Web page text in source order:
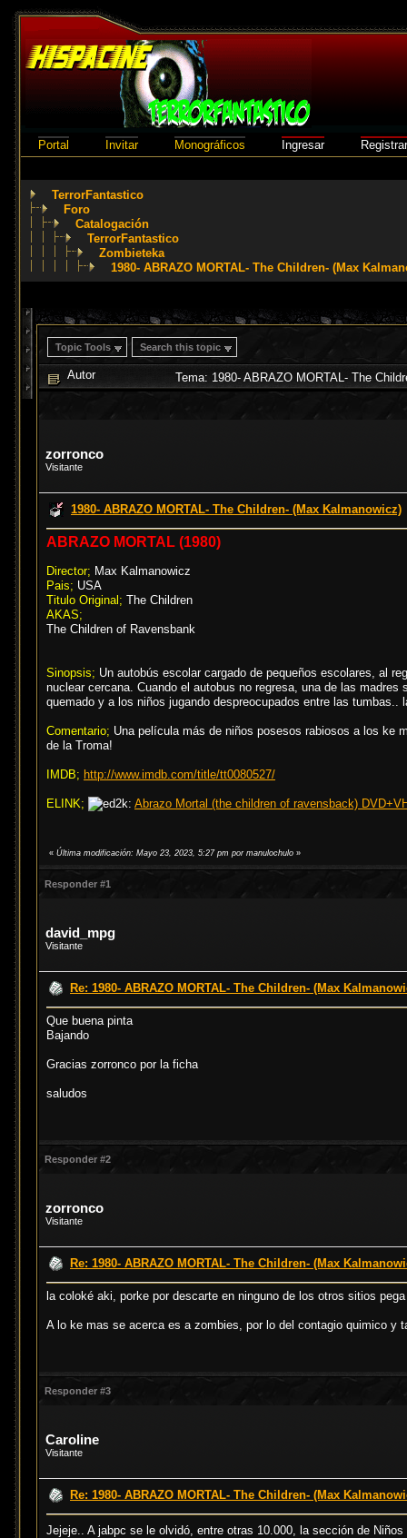
Portal Invitar Monográficos Ingresar
TerrorFantastico
Foro
Catalogación
TerrorFantastico
Zombieteka
1980- ABRAZO MORTAL- The Children- (Max
Topic Tools Search this topic
Autor Tema: 1980- ABRAZO MORTAL- The
zorronco
Visitante
1980- ABRAZO MORTAL- The Children- (Max Kalmanowicz)
ABRAZO MORTAL (1980)
Director; Max Kalmanowicz
Pais; USA
Titulo Original; The Children
AKAS;
The Children of Ravensbank
Sinopsis; Un autobús escolar cargado de pequeños escolares, al
nuclear cercana. Cuando el autobus no regresa, una de las
quemado y a los niños jugando despreocupados entre las tumbas..
Comentario; Una película más de niños posesos rabiosos a los ke
de la Troma!
IMDB; http://www.imdb.com/title/tt0080527/
ELINK; Abrazo Mortal (the children of ravensback)
« Última modificación: Mayo 23, 2023, 5:27 pm por manulochulo »
Responder #1
david_mpg
Visitante
Re: 1980- ABRAZO MORTAL- The Children- (Max
Que buena pinta
Bajando
Gracias zorronco por la ficha
saludos
Responder #2
zorronco
Visitante
Re: 1980- ABRAZO MORTAL- The Children- (Max
la coloké aki, porke por descarte en ninguno de los otros sitios
A lo ke mas se acerca es a zombies, por lo del contagio quimico y
Responder #3
Caroline
Visitante
Re: 1980- ABRAZO MORTAL- The Children- (Max
Jejeje.. A jabpc se le olvidó, entre otras 10.000, la sección de